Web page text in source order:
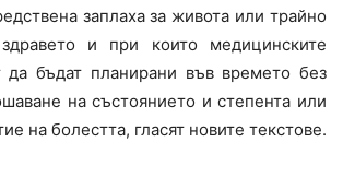
заплаха за живота или трайно
и при които медицинските
да бъдат планирани във времето без
на състоянието и степента или
на болестта, гласят новите текстове.